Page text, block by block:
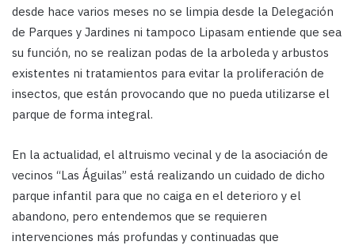
desde hace varios meses no se limpia desde la Delegación
de Parques y Jardines ni tampoco Lipasam entiende que sea
su función, no se realizan podas de la arboleda y arbustos
existentes ni tratamientos para evitar la proliferación de
insectos, que están provocando que no pueda utilizarse el
parque de forma integral.
En la actualidad, el altruismo vecinal y de la asociación de
vecinos “Las Águilas” está realizando un cuidado de dicho
parque infantil para que no caiga en el deterioro y el
abandono, pero entendemos que se requieren
intervenciones más profundas y continuadas que